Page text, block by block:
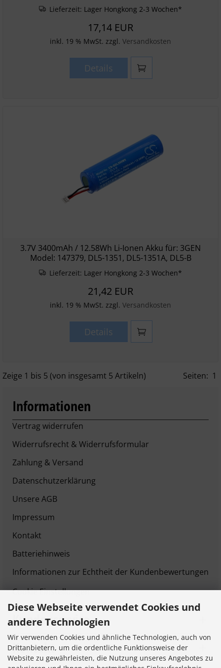
Lieferzeit: Lager Hongkong 2-3 Wochen*
17,14 EUR
inkl. 19 % MwSt. zzgl. Versandkosten
Details
3.7V 3400mAh / 12.58Wh Li-Ionen Akku für: 3GEN
Model: 147379, DL5-1351, DL5-1351A, DL5-B
Lieferzeit: Lager Hongkong 2-3 Wochen*
21,42 EUR
inkl. 19 % MwSt. zzgl. Versandkosten
Details
Zeige 1 bis 5 (von insgesamt 5 Artikeln) Seiten: 1
Informationen
Vertrag widerrufen
Widerrufsrecht & Widerrufsformular
Zahlung & Versand
Datenschutzerklärung
Unsere AGB
Impressum
Kontakt
Batteriehinweis
Informationen zur Echtheit der Kundenbewertungen
Cookie Einstellungen
Kundenservice
Kontakt
Diese Webseite verwendet Cookies und
andere Technologien
Wir verwenden Cookies und ähnliche Technologien, auch von
Drittanbietern, um die ordentliche Funktionsweise der
Website zu gewährleisten, die Nutzung unseres Angebotes zu